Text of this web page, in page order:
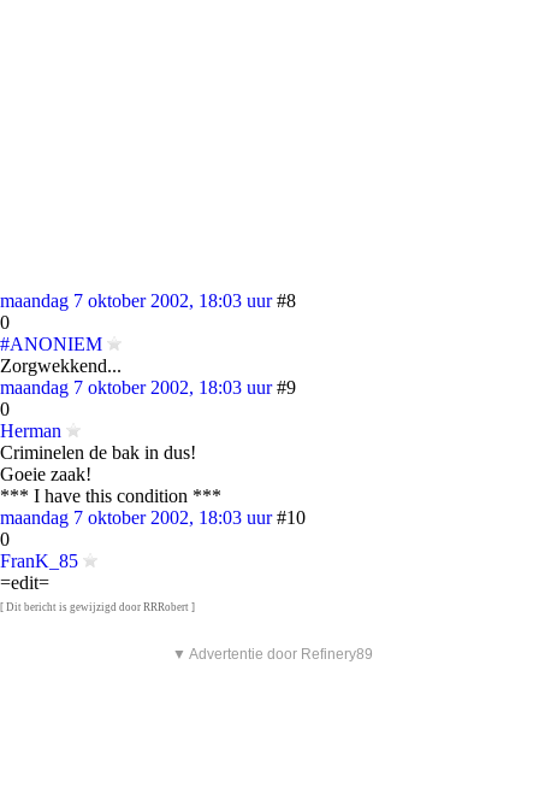
maandag 7 oktober 2002, 18:03 uur #8
0
#ANONIEM
Zorgwekkend...
maandag 7 oktober 2002, 18:03 uur #9
0
Herman
Criminelen de bak in dus!
Goeie zaak!
*** I have this condition ***
maandag 7 oktober 2002, 18:03 uur #10
0
FranK_85
=edit=
[ Dit bericht is gewijzigd door RRRobert ]
▼ Advertentie door Refinery89